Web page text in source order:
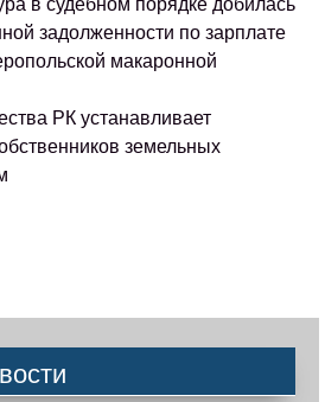
задолженности по зарплате
макаронной
РК устанавливает
земельных